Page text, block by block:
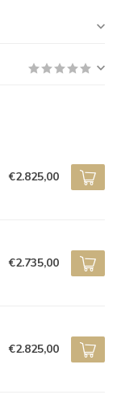
€2.825,00
€2.735,00
€2.825,00